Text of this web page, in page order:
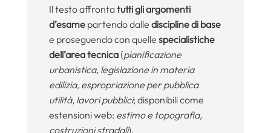
Il testo affrontatutti gli argomenti
d’esamepartendo dalle discipline di base
e proseguendo con quelle specialistiche
dell’area tecnica(pianificazione
urbanistica, legislazione in materia
edilizia, espropriazione per pubblica
utilità, lavori pubblici; disponibili come
estensioni web: estimo e topografia,
costruzioni stradali).